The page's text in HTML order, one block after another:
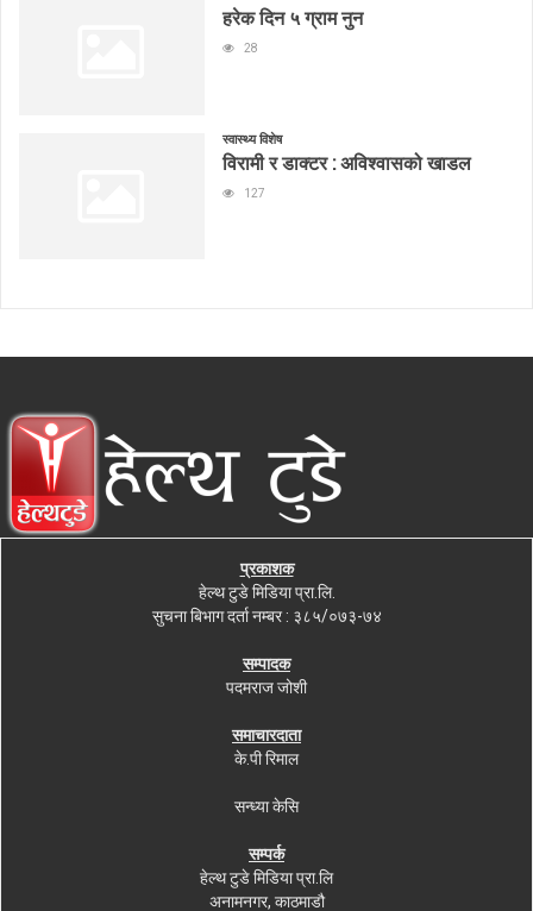
हरेक दिन ५ ग्राम नुन
28
स्वास्थ्य विशेष
विरामी र डाक्टर : अविश्वासको खाडल
127
प्रकाशक
हेल्थ टुडे मिडिया प्रा.लि.
सुचना बिभाग दर्ता नम्बर : ३८५/०७३-७४
सम्पादक
पदमराज जोशी
समाचारदाता
के.पी रिमाल
सन्ध्या केसि
सम्पर्क
हेल्थ टुडे मिडिया प्रा.लि
अनामनगर, काठमाडौ